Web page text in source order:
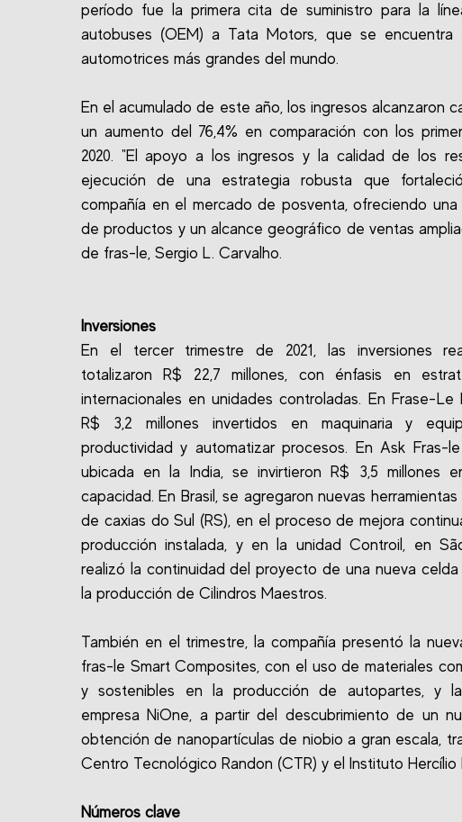
período fue la primera cita de suministro para la
autobuses (OEM) a Tata Motors, que se encuentra
automotrices más grandes del mundo.
En el acumulado de este año, los ingresos alcanzaron
un aumento del 76,4% en comparación con los
2020. "El apoyo a los ingresos y la calidad de los
ejecución de una estrategia robusta que
compañía en el mercado de posventa, ofreciendo una
de productos y un alcance geográfico de ventas
de fras-le, Sergio L. Carvalho.
Inversiones
En el tercer trimestre de 2021, las inversiones
totalizaron R$ 22,7 millones, con énfasis en
internacionales en unidades controladas. En Frase-Le
R$ 3,2 millones invertidos en maquinaria y
productividad y automatizar procesos. En Ask Fras-
ubicada en la India, se invirtieron R$ 3,5 millones
capacidad. En Brasil, se agregaron nuevas
de caxias do Sul (RS), en el proceso de mejora
producción instalada, y en la unidad Controil, en
realizó la continuidad del proyecto de una nueva
la producción de Cilindros Maestros.
También en el trimestre, la compañía presentó la
fras-le Smart Composites, con el uso de materiales
y sostenibles en la producción de autopartes, y
empresa NiOne, a partir del descubrimiento de un
obtención de nanopartículas de niobio a gran escala,
Centro Tecnológico Randon (CTR) y el Instituto Hercílio
Números clave